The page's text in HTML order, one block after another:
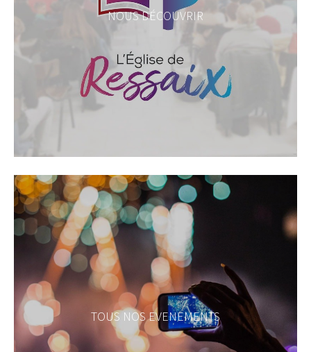
NOUS DÉCOUVRIR
TOUS NOS EVENEMENTS